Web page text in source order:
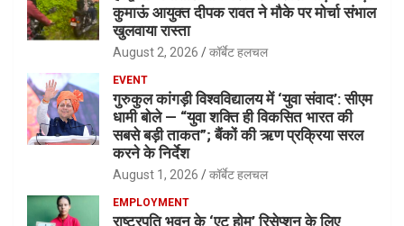
कुमाऊं आयुक्त दीपक रावत ने मौके पर मोर्चा संभाल
खुलवाया रास्ता
August 2, 2026 कॉर्बेट हलचल
EVENT
गुरुकुल कांगड़ी विश्वविद्यालय में ‘युवा संवाद’: सीएम
धामी बोले — “युवा शक्ति ही विकसित भारत की
सबसे बड़ी ताकत”; बैंकों की ऋण प्रक्रिया सरल
करने के निर्देश
August 1, 2026 कॉर्बेट हलचल
EMPLOYMENT
राष्ट्रपति भवन के ‘एट होम’ रिसेप्शन के लिए